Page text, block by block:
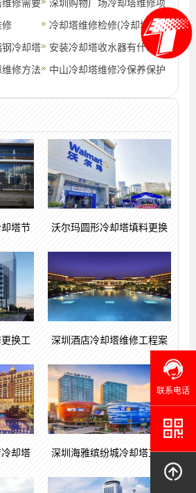
目
冷却塔维修检修(冷却塔维
修全过程)
冷却塔
(高温
安装冷却塔收水器有什么作
用
修方法
中山冷却塔维修冷保养保护
塔节 沃尔玛圆形冷却塔填料更换
换工 深圳酒店冷却塔维修工程案
却塔 深圳海雅缤纷城冷却塔工程
联系电话